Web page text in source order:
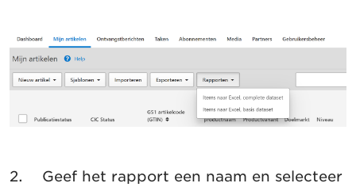
2. Geef het rapport een naam en selecteer